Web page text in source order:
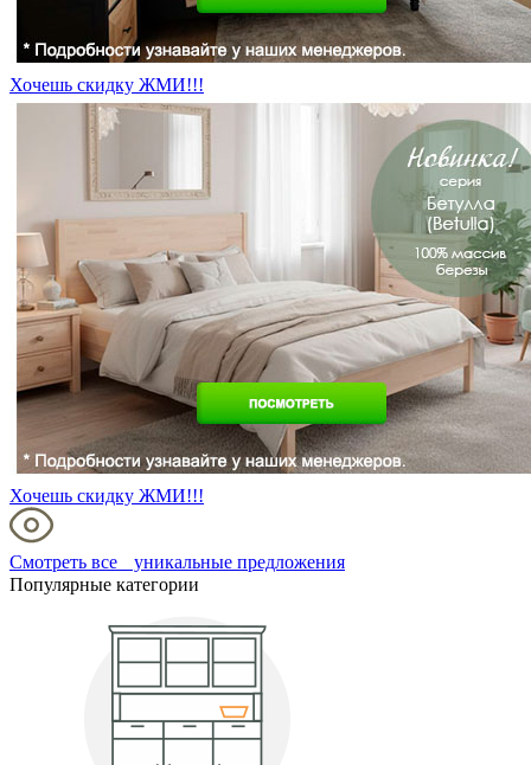
Хочешь скидку ЖМИ!!!
Хочешь скидку ЖМИ!!!
Смотреть все уникальные предложения
Популярные категории